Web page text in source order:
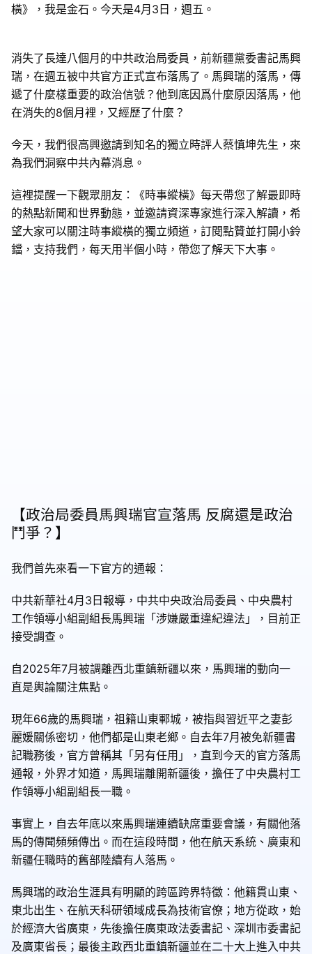
橫》，我是金石。今天是4月3日，週五。
消失了長達八個月的中共政治局委員，前新疆黨委書記馬興
瑞，在週五被中共官方正式宣布落馬了。馬興瑞的落馬，傳
遞了什麼樣重要的政治信號？他到底因爲什麼原因落馬，他
在消失的8個月裡，又經歷了什麼？
今天，我們很高興邀請到知名的獨立時評人蔡慎坤先生，來
為我們洞察中共內幕消息。
這裡提醒一下觀眾朋友：《時事縱橫》每天帶您了解最即時
的熱點新聞和世界動態，並邀請資深專家進行深入解讀，希
望大家可以關注時事縱橫的獨立頻道，訂閱點贊並打開小鈴
鐺，支持我們，每天用半個小時，帶您了解天下大事。
【政治局委員馬興瑞官宣落馬 反腐還是政治
鬥爭？】
我們首先來看一下官方的通報：
中共新華社4月3日報導，中共中央政治局委員、中央農村
工作領導小組副組長馬興瑞「涉嫌嚴重違紀違法」，目前正
接受調查。
自2025年7月被調離西北重鎮新疆以來，馬興瑞的動向一
直是輿論關注焦點。
現年66歲的馬興瑞，祖籍山東鄆城，被指與習近平之妻彭
麗媛關係密切，他們都是山東老鄉。自去年7月被免新疆書
記職務後，官方曾稱其「另有任用」，直到今天的官方落馬
通報，外界才知道，馬興瑞離開新疆後，擔任了中央農村工
作領導小組副組長一職。
事實上，自去年底以來馬興瑞連續缺席重要會議，有關他落
馬的傳聞頻頻傳出。而在這段時間，他在航天系統、廣東和
新疆任職時的舊部陸續有人落馬。
馬興瑞的政治生涯具有明顯的跨區跨界特徵：他籍貫山東、
東北出生、在航天科研領域成長為技術官僚；地方從政，始
於經濟大省廣東，先後擔任廣東政法委書記、深圳市委書記
及廣東省長；最後主政西北重鎮新疆並在二十大上進入中共